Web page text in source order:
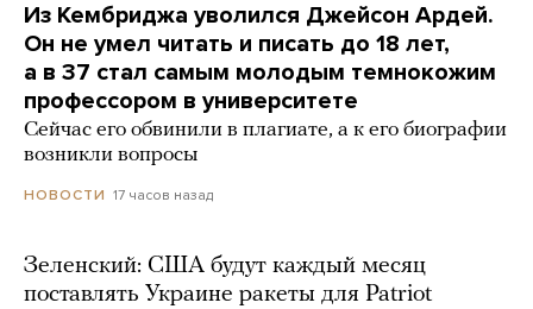
Из Кембриджа уволился Джейсон Ардей.
Он не умел читать и писать до 18 лет,
а в 37 стал самым молодым темнокожим
профессором в университете
Сейчас его обвинили в плагиате, а к его биографии
возникли вопросы
НОВОСТИ 17 часов назад
Зеленский: США будут каждый месяц
поставлять Украине ракеты для Patriot